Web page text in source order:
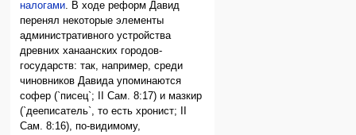
налогами. В ходе реформ Давид
перенял некоторые элементы
административного устройства
древних ханаанских городов-
государств: так, например, среди
чиновников Давида упоминаются
софер (`писец`; II Сам. 8:17) и мазкир
(`дееписатель`, то есть хронист; II
Сам. 8:16), по-видимому,